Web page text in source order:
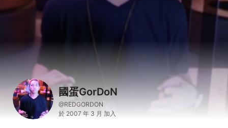
國蛋GorDoN
@REDGORDON
於 2007 年 3 月 加入